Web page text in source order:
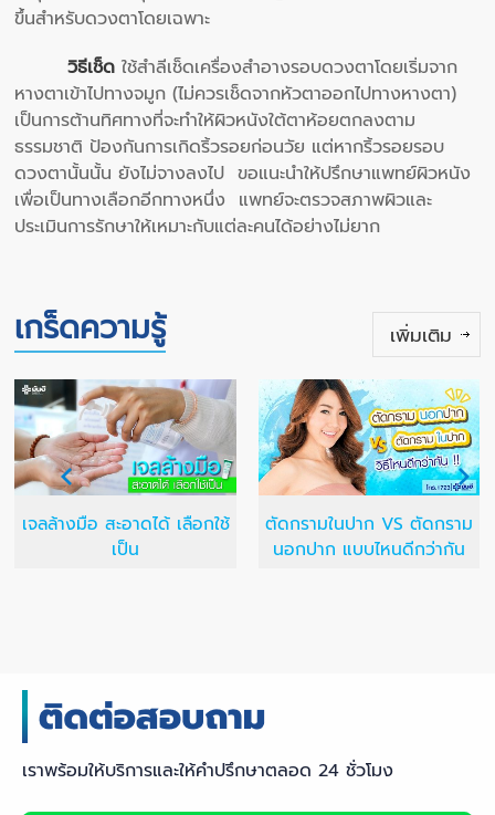
ขึ้นสำหรับดวงตาโดยเฉพาะ
วิธีเช็ด ใช้สำลีเช็ดเครื่องสำอางรอบดวงตาโดยเริ่มจาก
หางตาเข้าไปทางจมูก (ไม่ควรเช็ดจากหัวตาออกไปทางหางตา)
เป็นการต้านทิศทางที่จะทำให้ผิวหนังใต้ตาห้อยตกลงตาม
ธรรมชาติ ป้องกันการเกิดริ้วรอยก่อนวัย แต่หากริ้วรอยรอบ
ดวงตานั้นนั้น ยังไม่จางลงไป ขอแนะนำให้ปรึกษาแพทย์ผิวหนัง
เพื่อเป็นทางเลือกอีกทางหนึ่ง แพทย์จะตรวจสภาพผิวและ
ประเมินการรักษาให้เหมาะกับแต่ละคนได้อย่างไม่ยาก
เกร็ดความรู้ เพิ่มเติม
เจลล้างมือ สะอาดได้ เลือกใช้
เป็น
ตัดกรามในปาก VS ตัดกราม
นอกปาก แบบไหนดีกว่ากัน
เราพร้อมให้บริการและให้คำปรึกษาตลอด 24 ชั่วโมง